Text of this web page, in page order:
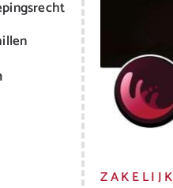
ZAKELIJK